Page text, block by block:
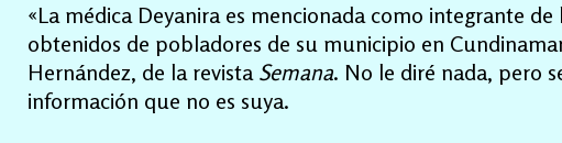
«La médica Deyanira es mencionada como integrante
obtenidos de pobladores de su municipio en
Hernández, de la revista Semana. No le diré nada, pero
información que no es suya.